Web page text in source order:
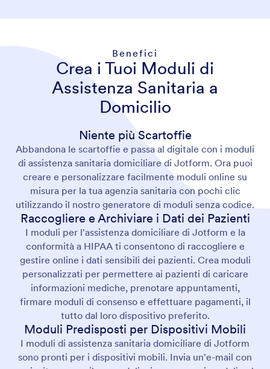
Benefici
Crea i Tuoi Moduli di
Assistenza Sanitaria a
Domicilio
Niente più Scartoffie
Abbandona le scartoffie e passa al digitale con i moduli
di assistenza sanitaria domiciliare di Jotform. Ora puoi
creare e personalizzare facilmente moduli online su
misura per la tua agenzia sanitaria con pochi clic
utilizzando il nostro generatore di moduli senza codice.
Raccogliere e Archiviare i Dati dei Pazienti
I moduli per l'assistenza domiciliare di Jotform e la
conformità a HIPAA ti consentono di raccogliere e
gestire online i dati sensibili dei pazienti. Crea moduli
personalizzati per permettere ai pazienti di caricare
informazioni mediche, prenotare appuntamenti,
firmare moduli di consenso e effettuare pagamenti, il
tutto dal loro dispositivo preferito.
Moduli Predisposti per Dispositivi Mobili
I moduli di assistenza sanitaria domiciliare di Jotform
sono pronti per i dispositivi mobili. Invia un'e-mail con